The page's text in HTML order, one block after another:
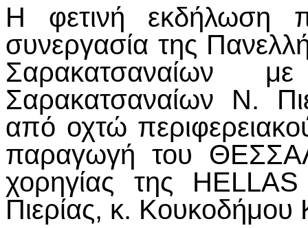
Η φετινή εκδήλωση
συνεργασία της
Σαρακατσαναίων
Σαρακατσαναίων Ν.
από οχτώ
παραγωγή του
χορηγίας της
Πιερίας, κ. Κουκοδήμου